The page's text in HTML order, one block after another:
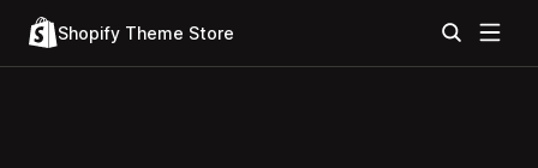
Shopify Theme Store